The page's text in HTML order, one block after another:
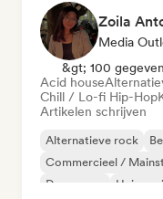
Zoila
Media
&gt; 100
Acid house
Chill / Lo-fi Hip-Hop
Artikelen schrijven
Alternatieve rock
Commercieel /
Droompop